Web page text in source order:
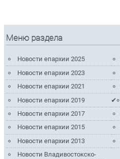
Меню раздела
Новости епархии 2025
Новости епархии 2023
Новости епархии 2021
Новости епархии 2019
Новости епархии 2017
Новости епархии 2015
Новости епархии 2013
Новости Владивостокско-